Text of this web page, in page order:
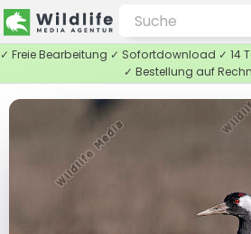
✓ Freie Bearbeitung ✓ Sofortdownload ✓ 14
✓ Bestellung auf